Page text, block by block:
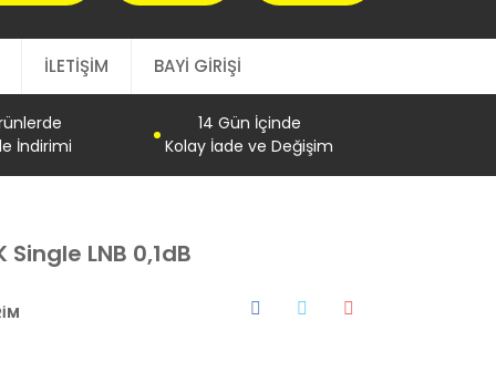
İLETİŞİM BAYİ GİRİŞİ
İndirimi
14 Gün İçinde
Kolay İade ve Değişim
LNB 0,1dB